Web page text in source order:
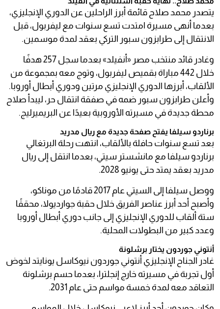
يتصدر محمد صلاح قائمة أبرز الراحلين عن الدوري الإنجليزي،
بعدما أنهى مسيرة امتدت تسع سنوات مع ليفربول، قبل
الانتقال إلى طرابزون سبور التركي بعقد لمدة موسمين.
وغادر قائد منتخب مصر «أنفيلد» بعدما سجل 257 هدفًا
خلال 442 مباراة بقميص ليفربول، وتوج معه بمجموعة من
الألقاب، أبرزها الدوري الإنجليزي مرتين ودوري أبطال أوروبا.
وأعلن طرابزون سبور ضمه في صفقة انتقال حر، ليبدأ صلاح
محطة جديدة في مسيرته الأوروبية بعيدًا عن البريميرليج.
برناردو سيلفا يفتح صفحة جديدة مع ريال مدريد
بعد تسع سنوات حافلة بالألقاب، انتهت رحلة البرتغالي
برناردو سيلفا مع مانشستر سيتي، بعدما انتقل إلى ريال
مدريد بعقد يمتد حتى يونيو 2028.
ووصل سيلفا إلى السيتي عام 2017 قادمًا من موناكو،
وأصبح أحد أبرز عناصر الفريق خلال حقبة جوارديولا، محققًا
ستة ألقاب للدوري الإنجليزي إلى جانب دوري أبطال أوروبا
وعدد كبير من البطولات المحلية.
أنتوني جوردون يختار برشلونة
غادر الجناح الإنجليزي أنتوني جوردون نيوكاسل يونايتد لخوض
أول تجربة في مسيرته خارج إنجلترا، بعدما حسم برشلونة
التعاقد معه لمدة خمسة مواسم حتى عام 2031.